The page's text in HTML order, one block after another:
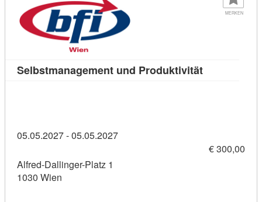
MERKEN
Selbstmanagement und ProduktivitätKursdetail:
05.05.2027 - 05.05.2027
€ 300,00
Alfred-Dallinger-Platz 1
1030 Wien